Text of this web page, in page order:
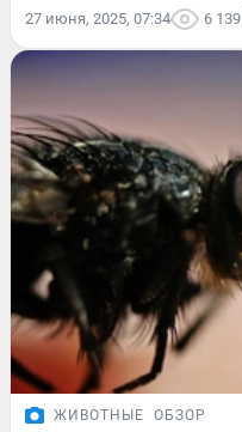
27 июня, 2025, 07:34 6 139
ЖИВОТНЫЕ ОБЗОР